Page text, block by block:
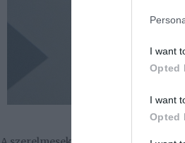
I want
Opted
I want
Opted